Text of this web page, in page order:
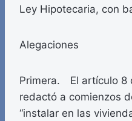
Ley Hipotecaria, con
Alegaciones
Primera. El artículo 8
redactó a comienzos
“instalar en las